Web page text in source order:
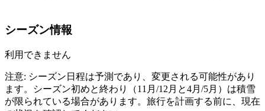
シーズン情報
利用できません
注意: シーズン日程は予測であり、変更される可能性があり
ます。シーズン初めと終わり（11月/12月と4月/5月）は積雪
が限られている場合があります。旅行を計画する前に、現在